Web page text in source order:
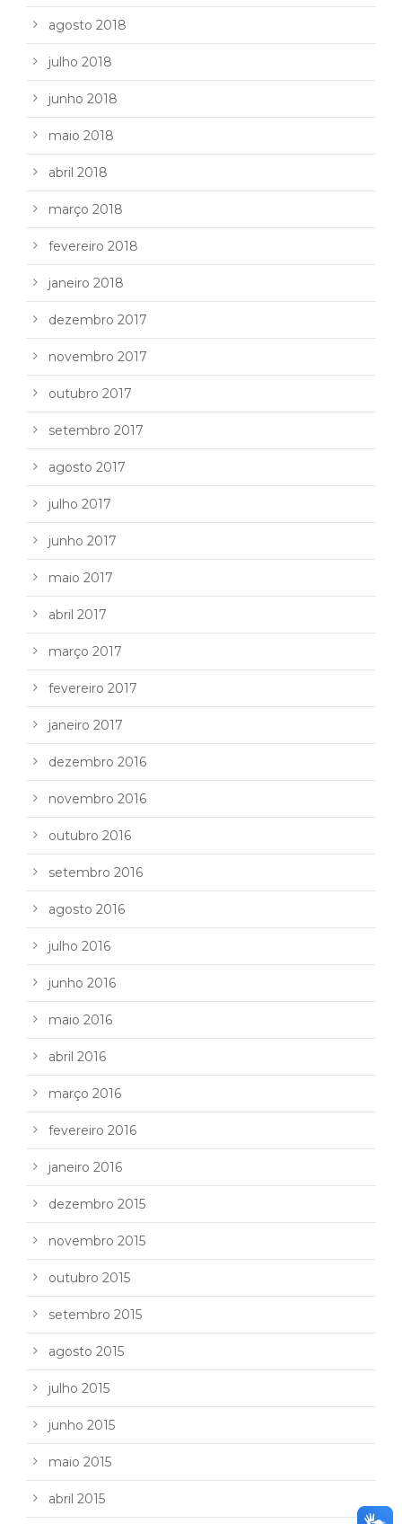
agosto 2018
julho 2018
junho 2018
maio 2018
abril 2018
março 2018
fevereiro 2018
janeiro 2018
dezembro 2017
novembro 2017
outubro 2017
setembro 2017
agosto 2017
julho 2017
junho 2017
maio 2017
abril 2017
março 2017
fevereiro 2017
janeiro 2017
dezembro 2016
novembro 2016
outubro 2016
setembro 2016
agosto 2016
julho 2016
junho 2016
maio 2016
abril 2016
março 2016
fevereiro 2016
janeiro 2016
dezembro 2015
novembro 2015
outubro 2015
setembro 2015
agosto 2015
julho 2015
junho 2015
maio 2015
abril 2015